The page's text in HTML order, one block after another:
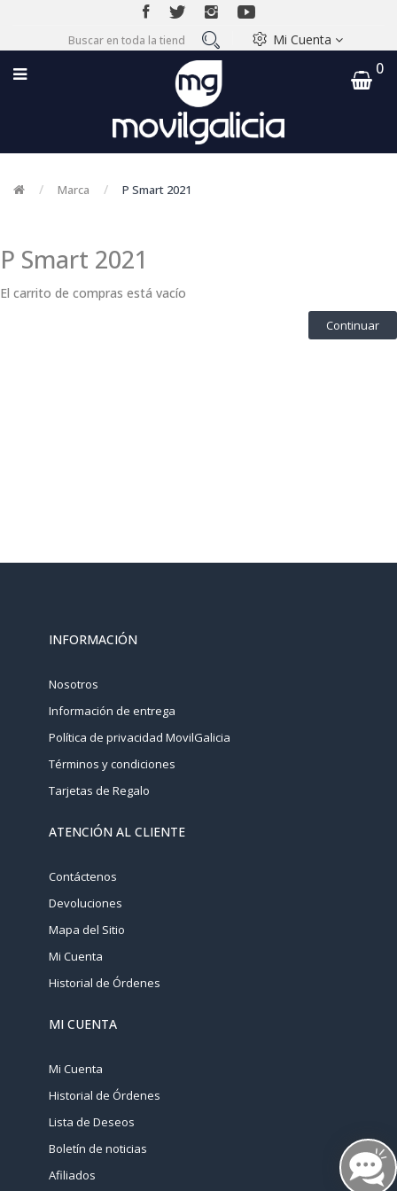
Mi Cuenta
0
Marca P Smart 2021
P Smart 2021
El carrito de compras está vacío
Continuar
INFORMACIÓN
Nosotros
Información de entrega
Política de privacidad MovilGalicia
Términos y condiciones
Tarjetas de Regalo
ATENCIÓN AL CLIENTE
Contáctenos
Devoluciones
Mapa del Sitio
Mi Cuenta
Historial de Órdenes
MI CUENTA
Mi Cuenta
Historial de Órdenes
Lista de Deseos
Boletín de noticias
Afiliados